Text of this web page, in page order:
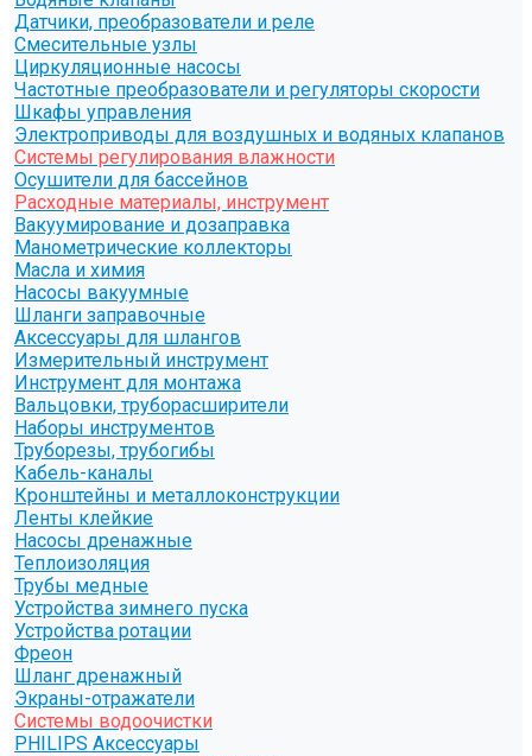
Датчики, преобразователи и реле
Смесительные узлы
Циркуляционные насосы
Частотные преобразователи и регуляторы скорости
Шкафы управления
Электроприводы для воздушных и водяных клапанов
Системы регулирования влажности
Осушители для бассейнов
Расходные материалы, инструмент
Вакуумирование и дозаправка
Манометрические коллекторы
Масла и химия
Насосы вакуумные
Шланги заправочные
Аксессуары для шлангов
Измерительный инструмент
Инструмент для монтажа
Вальцовки, труборасширители
Наборы инструментов
Труборезы, трубогибы
Кабель-каналы
Кронштейны и металлоконструкции
Ленты клейкие
Насосы дренажные
Теплоизоляция
Трубы медные
Устройства зимнего пуска
Устройства ротации
Фреон
Шланг дренажный
Экраны-отражатели
Системы водоочистки
PHILIPS Аксессуары